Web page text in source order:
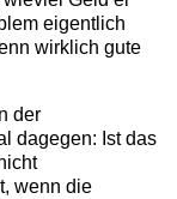
eigentlich
wirklich gute
der
dagegen: Ist das
wenn die